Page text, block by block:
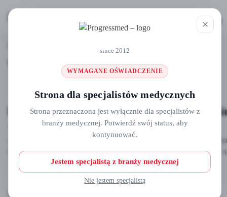
since 2012
WYMAGANE OŚWIADCZENIE
Strona dla specjalistów medycznych
Strona przeznaczona jest wyłącznie dla specjalistów z
branży medycznej. Potwierdź swój status, aby
kontynuować.
Jestem specjalistą z branży medycznej
Nie jestem specjalistą
Wydarzenia
E-BTO: European Bone and Tissue
13 MAJA, 2026
📣 Zapraszamy stomatologów na wyjątkowe wydarzenie edukacyjne!📍
chirurgicznym i implantologii. To doskonała okazja, by poszerzyć
Spółka Progressmed od 2012 roku specjalizuje się w imporcie